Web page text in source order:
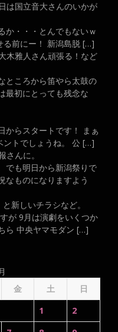
は国立音大さんのいかが
か・・・とんでもないｗ
る前にー！ 新潟島脱 […]
木雅人さん頑張る！など
ところから笛やら太鼓の
最初にとっても残念な
からスタートです！ まぁ
ントでしょうね。 公 […]
んに。
でも明日から新潟祭りで
なものになりますよう
新しいチラシなど。
が 9月は演劇をいくつか
ら 中央ヤマモダン […]
金 土 日
1
2